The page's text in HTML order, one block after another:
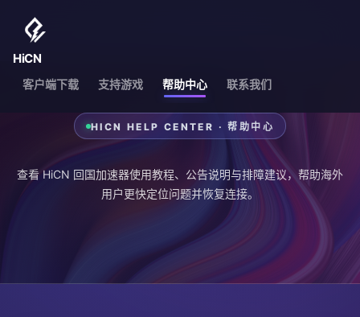
HiCN
客户端下载 支持游戏 帮助中心 联系我们
HICN HELP CENTER · 帮助中心
查看 HiCN 回国加速器使用教程、公告说明与排障建议，帮助海外
用户更快定位问题并恢复连接。